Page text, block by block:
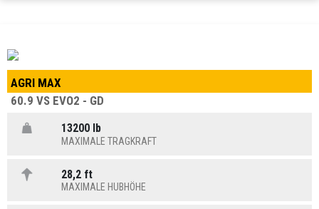
AGRI MAX
60.9 VS EVO2 - GD
13200 lb
MAXIMALE TRAGKRAFT
28,2 ft
MAXIMALE HUBHÖHE